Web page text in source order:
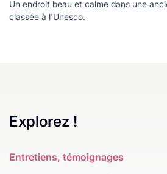
Un endroit beau et calme dans une
classée à l'Unesco.
Explorez !
Entretiens, témoignages